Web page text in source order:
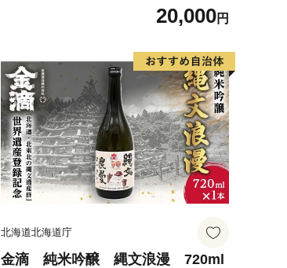
20,000円
北海道北海道庁
金滴 純米吟醸 縄文浪漫 720ml